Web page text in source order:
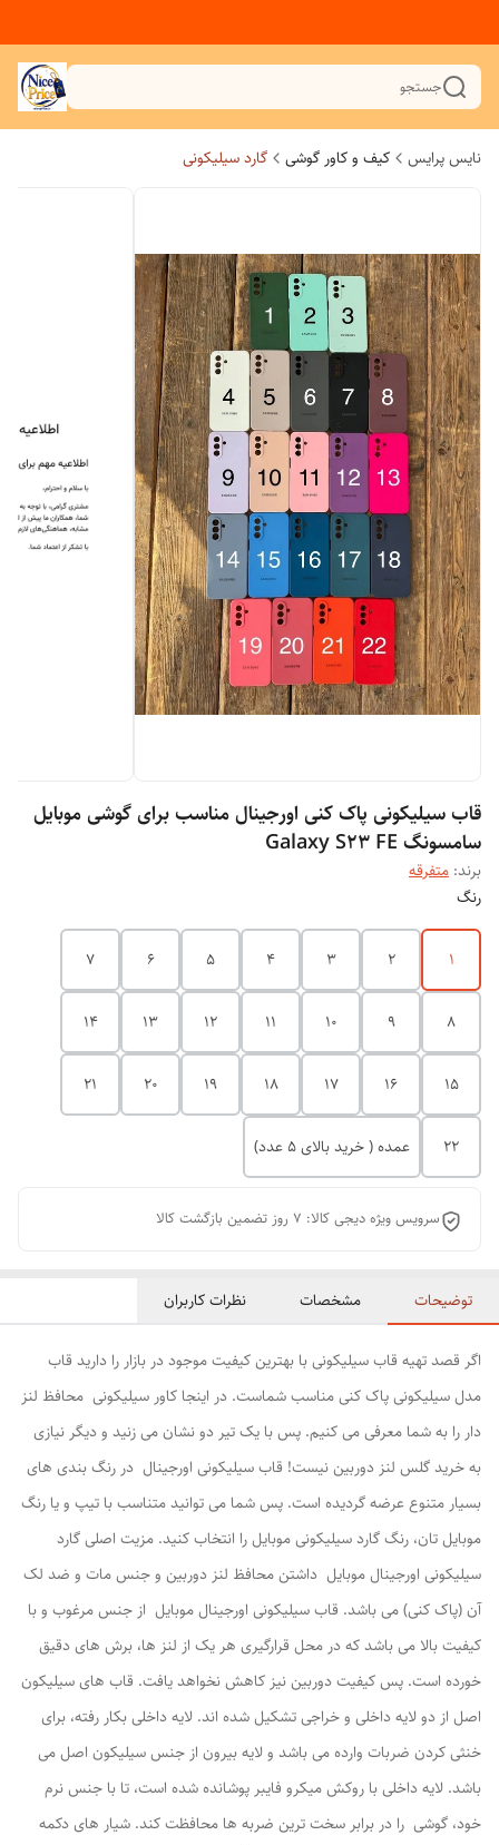
جستجو
نایس پرایس کیف و کاور گوشی گارد سیلیکونی
قاب سیلیکونی پاک کنی اورجینال مناسب برای گوشی موبایل
سامسونگ Galaxy S23 FE
برند: متفرقه
رنگ
1
2
3
4
5
6
7
8
9
10
11
12
13
14
15
16
17
18
19
20
21
22 عمده ( خرید بالای 5 عدد)
سرویس ویژه دیجی کالا: 7 روز تضمین بازگشت کالا
توضیحات مشخصات نظرات کاربران
اگر قصد تهیه قاب سیلیکونی با بهترین کیفیت موجود در بازار را دارید قاب
مدل سیلیکونی پاک کنی مناسب شماست. در اینجا کاور سیلیکونی محافظ لنز
دار را به شما معرفی می کنیم. پس با یک تیر دو نشان می زنید و دیگر نیازی
به خرید گلس لنز دوربین نیست! قاب سیلیکونی اورجینال در رنگ بندی های
بسیار متنوع عرضه گردیده است. پس شما می توانید متناسب با تیپ و یا رنگ
موبایل تان، رنگ گارد سیلیکونی موبایل را انتخاب کنید. مزیت اصلی گارد
سیلیکونی اورجینال موبایل داشتن محافظ لنز دوربین و جنس مات و ضد لک
آن (پاک کنی) می باشد. قاب سیلیکونی اورجینال موبایل از جنس مرغوب و با
کیفیت بالا می باشد که در محل قرارگیری هر یک از لنز ها، برش های دقیق
خورده است. پس کیفیت دوربین نیز کاهش نخواهد یافت. قاب های سیلیکون
اصل از دو لایه داخلی و خراجی تشکیل شده اند. لایه داخلی بکار رفته، برای
خنثی کردن ضربات وارده می باشد و لایه بیرون از جنس سیلیکون اصل می
باشد. لایه داخلی با روکش میکرو فایبر پوشانده شده است، تا با جنس نرم
خود، گوشی را در برابر سخت ترین ضربه ها محافظت کند. شیار های دکمه